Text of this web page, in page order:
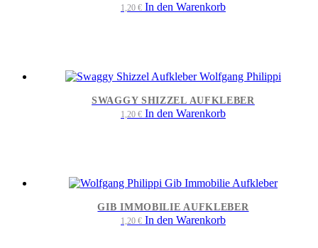
1,20 € In den Warenkorb
SWAGGY SHIZZEL AUFKLEBER
1,20 € In den Warenkorb
GIB IMMOBILIE AUFKLEBER
1,20 € In den Warenkorb